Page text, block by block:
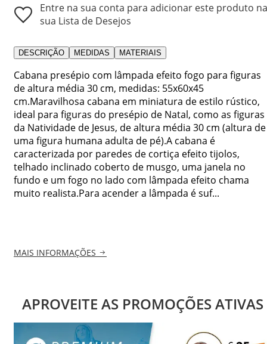
Entre na sua conta para adicionar este produto na
sua Lista de Desejos
DESCRIÇÃO MEDIDAS MATERIAIS
Cabana presépio com lâmpada efeito fogo para figuras
de altura média 30 cm, medidas: 55x60x45
cm.Maravilhosa cabana em miniatura de estilo rústico,
ideal para figuras do presépio de Natal, como as figuras
da Natividade de Jesus, de altura média 30 cm (altura de
uma figura humana adulta de pé).A cabana é
caracterizada por paredes de cortiça efeito tijolos,
telhado inclinado coberto de musgo, uma janela no
fundo e um fogo no lado com lâmpada efeito chama
muito realista.Para acender a lâmpada é suf...
MAIS INFORMAÇÕES
APROVEITE AS PROMOÇÕES ATIVAS